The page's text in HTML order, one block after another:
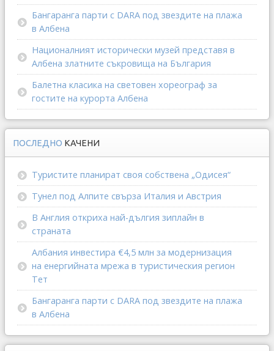
Бангаранга парти с DARA под звездите на плажа
в Албена
Националният исторически музей представя в
Албена златните съкровища на България
Балетна класика на световен хореограф за
гостите на курорта Албена
ПОСЛЕДНО КАЧЕНИ
Туристите планират своя собствена „Одисея“
Тунел под Алпите свърза Италия и Австрия
В Англия откриха най-дългия зиплайн в
страната
Албания инвестира €4,5 млн за модернизация
на енергийната мрежа в туристическия регион
Тет
Бангаранга парти с DARA под звездите на плажа
в Албена